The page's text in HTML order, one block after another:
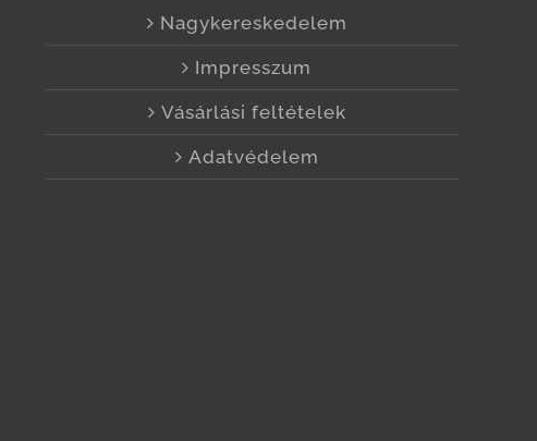
Nagykereskedelem
Impresszum
Vásárlási feltételek
Adatvédelem